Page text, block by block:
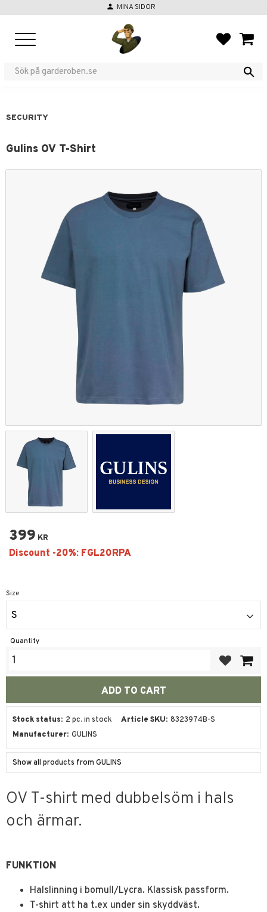
person MINA SIDOR
SECURITY
Gulins OV T-Shirt
399 KR
Size
S
Quantity
Stock status 2 pc. in stock Article SKU 8323974B-S
Manufacturer GULINS
Show all products from GULINS
OV T-shirt med dubbelsöm i hals
och ärmar.
FUNKTION
Halslinning i bomull/Lycra. Klassisk passform.
T-shirt att ha t.ex under sin skyddväst.